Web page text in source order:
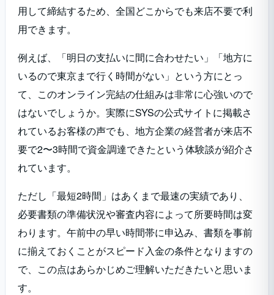
用して締結するため、全国どこからでも来店不要で利
用できます。
例えば、「明日の支払いに間に合わせたい」「地方に
いるので東京まで行く時間がない」という方にとっ
て、このオンライン完結の仕組みは非常に心強いので
はないでしょうか。実際にSYSの公式サイトに掲載さ
れているお客様の声でも、地方企業の経営者が来店不
要で2〜3時間で資金調達できたという体験談が紹介さ
れています。
ただし「最短2時間」はあくまで最速の実績であり、
必要書類の準備状況や審査内容によって所要時間は変
わります。午前中の早い時間帯に申込み、書類を事前
に揃えておくことがスピード入金の条件となりますの
で、この点はあらかじめご理解いただきたいと思いま
す。